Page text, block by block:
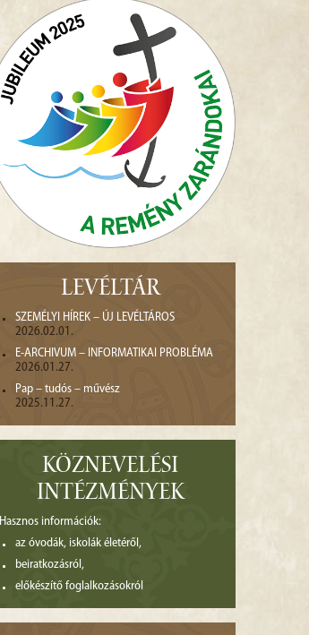
LEVÉLTÁR
SZEMÉLYI HÍREK – ÚJ LEVÉLTÁROS
2026.02.01.
E-ARCHIVUM – INFORMATIKAI PROBLÉMA
2026.01.27.
Pap – tudós – művész
2025.11.27.
KÖZNEVELÉSI
INTÉZMÉNYEK
Hasznos információk:
az óvodák, iskolák életéről,
beiratkozásról,
előkészítő foglalkozásokról